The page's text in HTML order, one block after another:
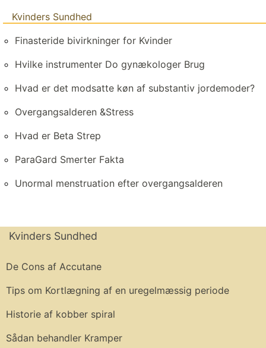
Kvinders Sundhed
Finasteride bivirkninger for Kvinder
Hvilke instrumenter Do gynækologer Brug
Hvad er det modsatte køn af substantiv jordemoder?
Overgangsalderen &Stress
Hvad er Beta Strep
ParaGard Smerter Fakta
Unormal menstruation efter overgangsalderen
Kvinders Sundhed
De Cons af Accutane
Tips om Kortlægning af en uregelmæssig periode
Historie af kobber spiral
Sådan behandler Kramper